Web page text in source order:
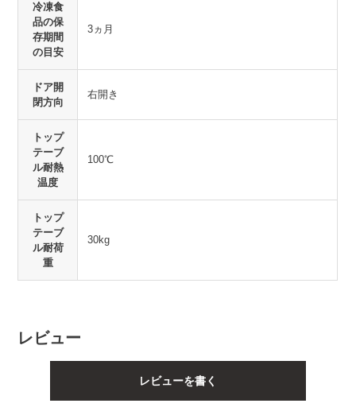
冷凍食
品の保
存期間
の目安
3ヵ月
ドア開
閉方向
右開き
トップ
テーブ
ル耐熱
温度
100℃
トップ
テーブ
ル耐荷
重
30kg
レビュー
レビューを書く